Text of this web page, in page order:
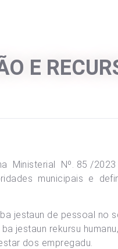
E
Ministerial Nº. 85 /
municipais e
jestaun de pessoal no
jestaun rekursu
dos empregadu.